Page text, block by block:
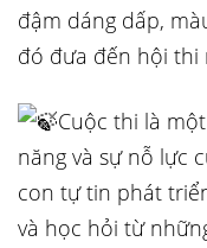
đậm dáng dấp,
đó đưa đến hội thi
Cuộc thi là
năng và sự nỗ lực
con tự tin phát
và học hỏi từ